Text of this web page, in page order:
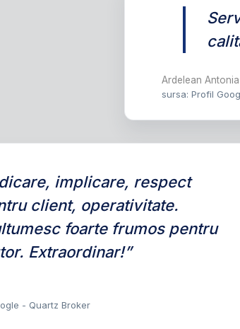
Ardelean Antonia
sursa: Profil
implicare, respect
client, operativitate.
foarte frumos pentru
Extraordinar!”
- Quartz Broker